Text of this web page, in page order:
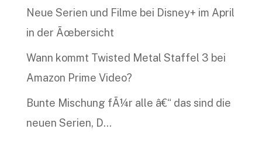
Neue Serien und Filme bei Disney+ im April
in der Ãœbersicht
Wann kommt Twisted Metal Staffel 3 bei
Amazon Prime Video?
Bunte Mischung fÃ¼r alle â€“ das sind die
neuen Serien, D…